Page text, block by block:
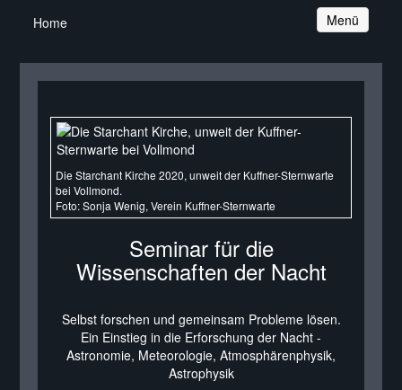
Navigation
Menü
Home
Die Starchant Kirche 2020, unweit der Kuffner-Sternwarte
bei Vollmond.
Foto: Sonja Wenig, Verein Kuffner-Sternwarte
Seminar für die
Wissenschaften der Nacht
Selbst forschen und gemeinsam Probleme lösen.
Ein Einstieg in die Erforschung der Nacht -
Astronomie, Meteorologie, Atmosphärenphysik,
Astrophysik